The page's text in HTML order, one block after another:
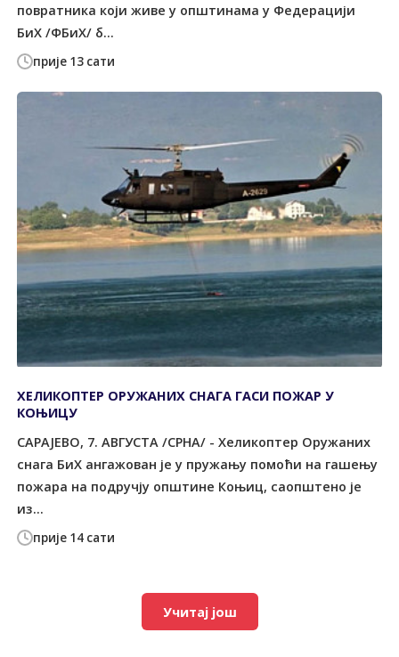
прије 13 сати
повратника који живе у општинама у Федерацији
БиХ /ФБиХ/ б...
прије 14 сати
ХЕЛИКОПТЕР ОРУЖАНИХ СНАГА ГАСИ ПОЖАР У
КОЊИЦУ
САРАЈЕВО, 7. АВГУСТА /СРНА/ - Хеликоптер Оружаних
снага БиХ ангажован је у пружању помоћи на гашењу
пожара на подручју општине Коњиц, саопштено је
из...
Учитај још